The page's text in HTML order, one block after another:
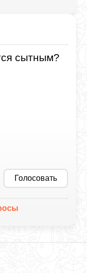
сытным?
Голосовать